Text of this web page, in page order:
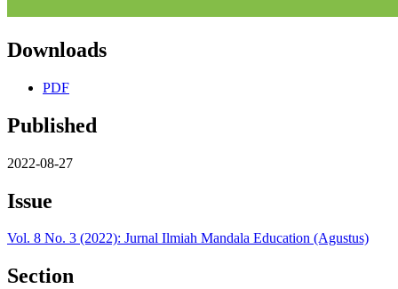
Downloads
PDF
Published
2022-08-27
Issue
Vol. 8 No. 3 (2022): Jurnal Ilmiah Mandala Education (Agustus)
Section